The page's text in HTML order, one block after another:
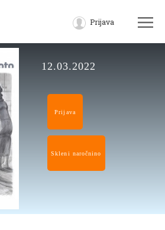
Prijava
12.03.2022
Prijava
Skleni naročnino